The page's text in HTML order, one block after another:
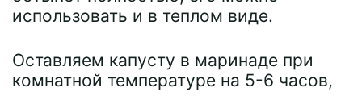
использовать и в теплом виде.
Оставляем капусту в маринаде при
комнатной температуре на 5-6 часов,